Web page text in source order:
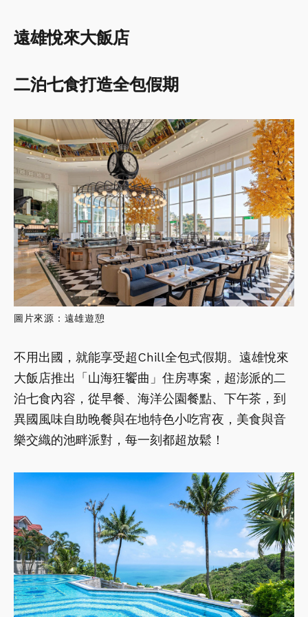
遠雄悅來大飯店
二泊七食打造全包假期
圖片來源：遠雄遊憩
不用出國，就能享受超Chill全包式假期。遠雄悅來
大飯店推出「山海狂饗曲」住房專案，超澎派的二
泊七食內容，從早餐、海洋公園餐點、下午茶，到
異國風味自助晚餐與在地特色小吃宵夜，美食與音
樂交織的池畔派對，每一刻都超放鬆！